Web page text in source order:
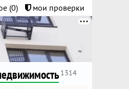
(0) мои проверки
1314